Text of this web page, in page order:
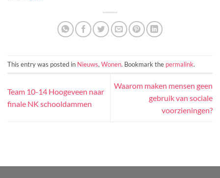
This entry was posted in Nieuws Wonen . Bookmark the permalink
Team 10-14 Hoogeveen naar
finale NK schooldammen
Waarom maken mensen geen
gebruik van sociale
voorzieningen?